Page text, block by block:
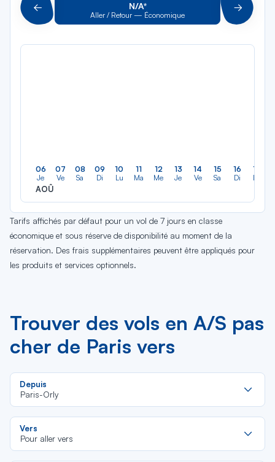
Précédent
N/A*
Aller / Retour — Économique Suivant
06
Je
AOÛ
07
Ve
08
Sa
09
Di
10
Lu
11
Ma
12
Me
13
Je
14
Ve
15
Sa
16
Di
17
Lu
Tarifs affichés par défaut pour un vol de 7 jours en classe
économique et sous réserve de disponibilité au moment de la
réservation. Des frais supplémentaires peuvent être appliqués pour
les produits et services optionnels.
Trouver des vols en A/S pas
cher de Paris vers
Depuis
Paris-Orly
Vers
Pour aller vers